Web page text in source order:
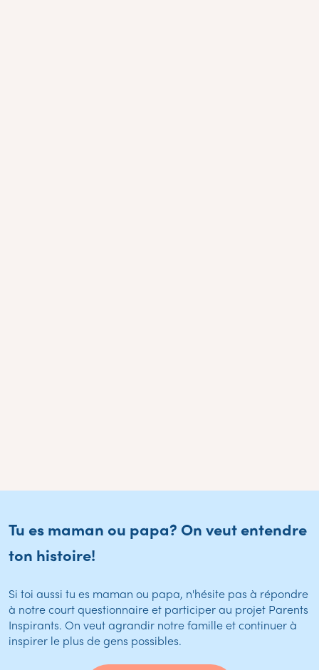
Tu es maman ou papa? On veut entendre
ton histoire!
Si toi aussi tu es maman ou papa, n'hésite pas à répondre
à notre court questionnaire et participer au projet Parents
Inspirants. On veut agrandir notre famille et continuer à
inspirer le plus de gens possibles.